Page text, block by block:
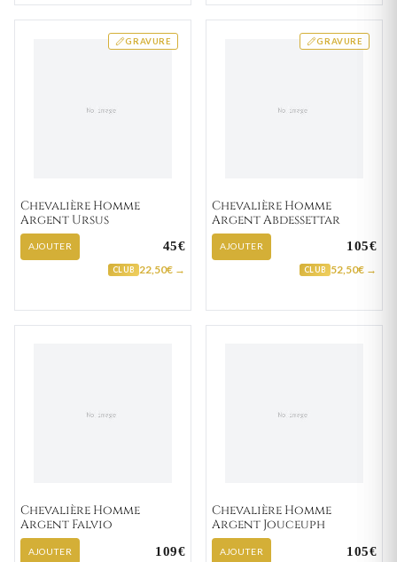
GRAVURE
Chevalière Homme
Argent Ursus
AJOUTER 45€
CLUB 22,50€ →
GRAVURE
Chevalière Homme
Argent Abdessettar
AJOUTER 105€
CLUB 52,50€ →
Chevalière Homme
Argent Falvio
AJOUTER 109€
Chevalière Homme
Argent Jouceuph
AJOUTER 105€